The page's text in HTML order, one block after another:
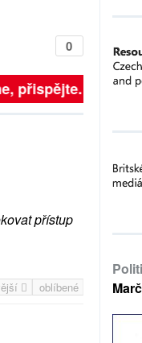
0
přispějte. ➥
přístup
oblíbené